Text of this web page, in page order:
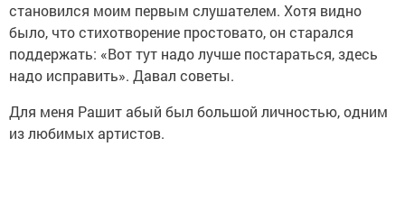
становился моим первым слушателем. Хотя видно
было, что стихотворение простовато, он старался
поддержать: «Вот тут надо лучше постараться, здесь
надо исправить». Давал советы.
Для меня Рашит абый был большой личностью, одним
из любимых артистов.